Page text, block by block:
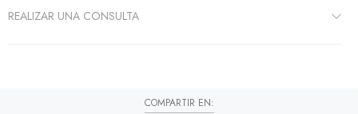
REALIZAR UNA CONSULTA
COMPARTIR EN: